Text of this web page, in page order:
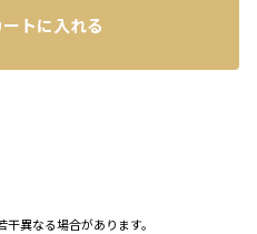
異なる場合があります。
ートに入れる